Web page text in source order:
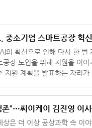
중소기업 스마트공장 혁
의 확산으로 인해 다시 한
공장 도입을 위해 지원을 이
을 발표하는 자리가 마련됐다. 최근
”…씨이케이 김진영 이사
은 더 이상 공상과학 속 이